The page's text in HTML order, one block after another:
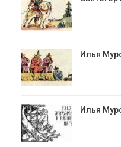
Илья
Илья